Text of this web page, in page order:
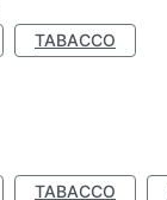
TABACCO
TABACCO